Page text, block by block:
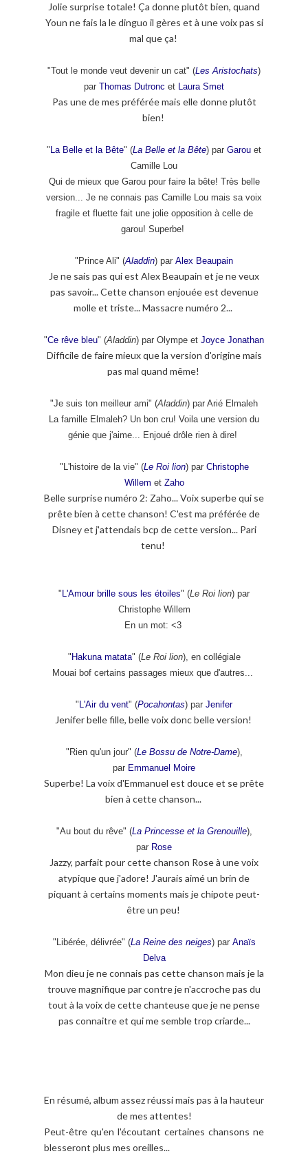
Jolie surprise totale! Ça donne plutôt bien, quand
Youn ne fais la le dinguo il gères et à une voix pas si
mal que ça!
"Tout le monde veut devenir un cat" (Les Aristochats)
par Thomas Dutronc et Laura Smet
Pas une de mes préférée mais elle donne plutôt
bien!
" La Belle et la Bête" (La Belle et la Bête) par Garou et
Camille Lou
Qui de mieux que Garou pour faire la bête! Très belle
version... Je ne connais pas Camille Lou mais sa voix
fragile et fluette fait une jolie opposition à celle de
garou! Superbe!
"Prince Ali" (Aladdin) par Alex Beaupain
Je ne sais pas qui est Alex Beaupain et je ne veux
pas savoir... Cette chanson enjouée est devenue
molle et triste... Massacre numéro 2...
"Ce rêve bleu" (Aladdin) par Olympe et Joyce Jonathan
Difficile de faire mieux que la version d'origine mais
pas mal quand même!
"Je suis ton meilleur ami" (Aladdin) par Arié Elmaleh
La famille Elmaleh? Un bon cru! Voila une version du
génie que j'aime... Enjoué drôle rien à dire!
"L'histoire de la vie" (Le Roi lion) par Christophe
Willem et Zaho
Belle surprise numéro 2: Zaho... Voix superbe qui se
prête bien à cette chanson! C'est ma préférée de
Disney et j'attendais bcp de cette version... Pari
tenu!
" L'Amour brille sous les étoiles" (Le Roi lion) par
Christophe Willem
En un mot: <3
" Hakuna matata" (Le Roi lion), en collégiale
Mouai bof certains passages mieux que d'autres...
" L'Air du vent" (Pocahontas) par Jenifer
Jenifer belle fille, belle voix donc belle version!
"Rien qu'un jour" (Le Bossu de Notre-Dame),
par Emmanuel Moire
Superbe! La voix d'Emmanuel est douce et se prête
bien à cette chanson...
"Au bout du rêve" (La Princesse et la Grenouille),
par Rose
Jazzy, parfait pour cette chanson Rose à une voix
atypique que j'adore! J'aurais aimé un brin de
piquant à certains moments mais je chipote peut-
être un peu!
"Libérée, délivrée" (La Reine des neiges) par Anaïs
Delva
Mon dieu je ne connais pas cette chanson mais je la
trouve magnifique par contre je n'accroche pas du
tout à la voix de cette chanteuse que je ne pense
pas connaitre et qui me semble trop criarde...
En résumé, album assez réussi mais pas à la hauteur
de mes attentes!
Peut-être qu'en l'écoutant certaines chansons ne
blesseront plus mes oreilles...